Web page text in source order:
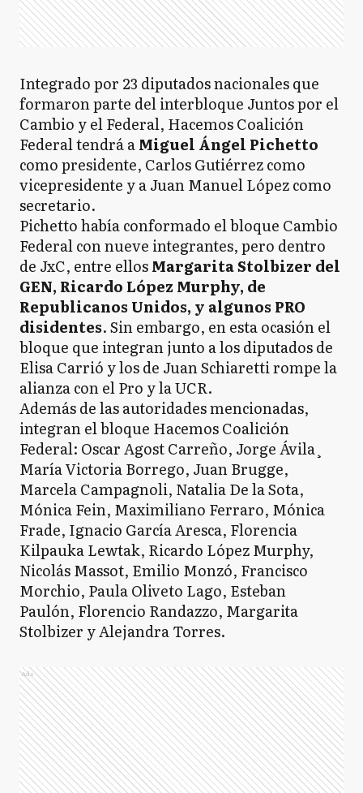
Integrado por 23 diputados nacionales que
formaron parte del interbloque Juntos por el
Cambio y el Federal, Hacemos Coalición
Federal tendrá aMiguel Ángel Pichetto
como presidente, Carlos Gutiérrez como
vicepresidente y a Juan Manuel López como
secretario.
Pichetto había conformado el bloque Cambio
Federal con nueve integrantes, pero dentro
de JxC, entre ellosMargarita Stolbizer del
GEN, Ricardo López Murphy, de
Republicanos Unidos, y algunos PRO
disidentes. Sin embargo, en esta ocasión el
bloque que integran junto a los diputados de
Elisa Carrió y los de Juan Schiaretti rompe la
alianza con el Pro y la UCR.
Además de las autoridades mencionadas,
integran el bloque Hacemos Coalición
Federal: Oscar Agost Carreño, Jorge Ávila¸
María Victoria Borrego, Juan Brugge,
Marcela Campagnoli, Natalia De la Sota,
Mónica Fein, Maximiliano Ferraro, Mónica
Frade, Ignacio García Aresca, Florencia
Kilpauka Lewtak, Ricardo López Murphy,
Nicolás Massot, Emilio Monzó, Francisco
Morchio, Paula Oliveto Lago, Esteban
Paulón, Florencio Randazzo, Margarita
Stolbizer y Alejandra Torres.
Ads